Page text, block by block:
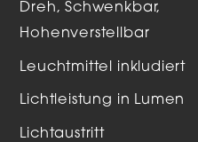
Dreh, Schwenkbar,
Hohenverstellbar
Leuchtmittel inkludiert
Lichtleistung in Lumen
Lichtaustritt